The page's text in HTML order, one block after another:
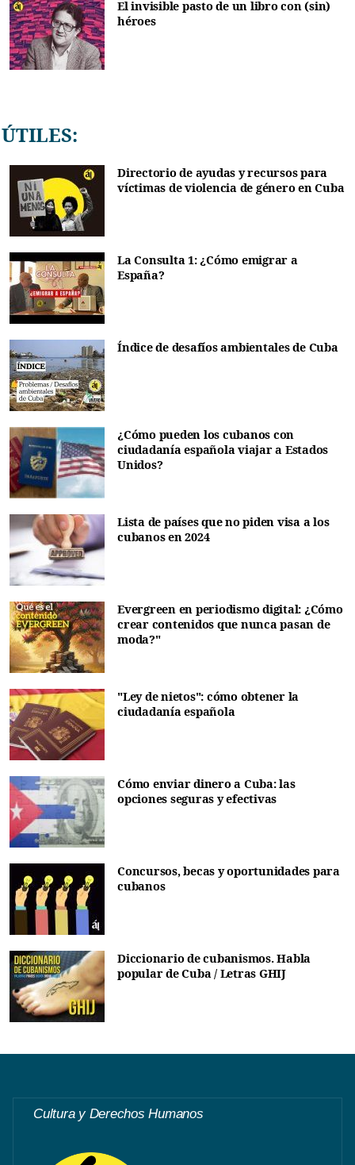
El invisible pasto de un libro con (sin)
héroes
ÚTILES:
Directorio de ayudas y recursos para
víctimas de violencia de género en Cuba
La Consulta 1: ¿Cómo emigrar a
España?
Índice de desafíos ambientales de Cuba
¿Cómo pueden los cubanos con
ciudadanía española viajar a Estados
Unidos?
Lista de países que no piden visa a los
cubanos en 2024
Evergreen en periodismo digital: ¿Cómo
crear contenidos que nunca pasan de
moda?"
"Ley de nietos": cómo obtener la
ciudadanía española
Cómo enviar dinero a Cuba: las
opciones seguras y efectivas
Concursos, becas y oportunidades para
cubanos
Diccionario de cubanismos. Habla
popular de Cuba / Letras GHIJ
Cultura y Derechos Humanos